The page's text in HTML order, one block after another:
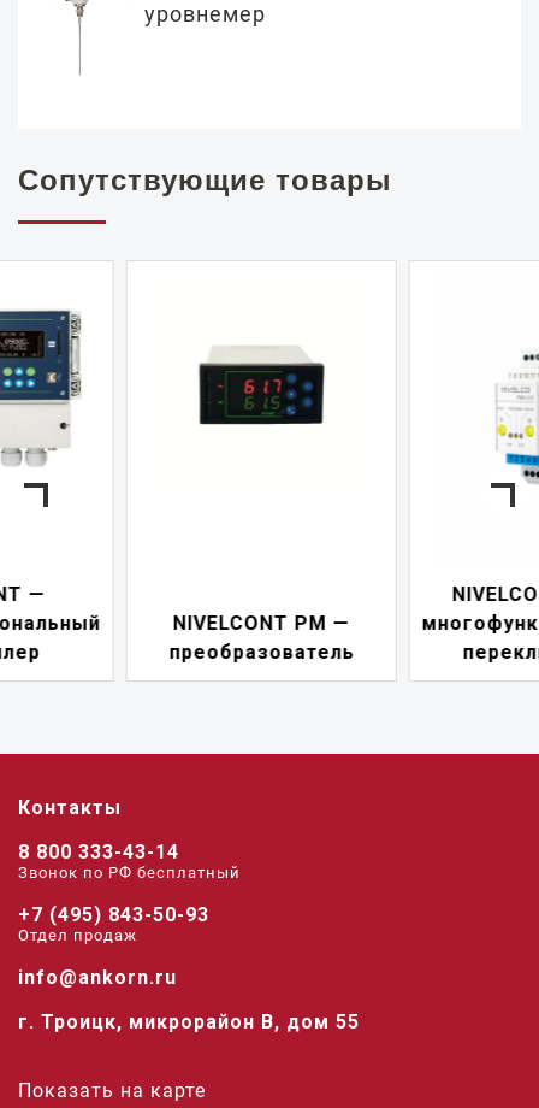
уровнемер
Сопутствующие товары
NIVELCONT PM —
преобразователь
NIVELCONT PKK —
переключатель
Контакты
8 800 333-43-14
Звонок по РФ беcплатный
+7 (495) 843-50-93
Отдел продаж
info@ankorn.ru
г. Троицк, микрорайон В, дом 55
Показать на карте